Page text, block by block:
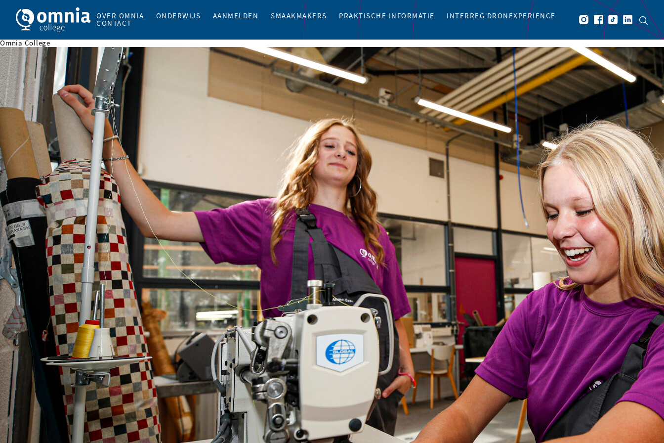
OVER OMNIA ONDERWIJS AANMELDEN SMAAKMAKERS PRAKTISCHE INFORMATIE INTERREG DRONEXPERIENCE
CONTACT
Omnia College